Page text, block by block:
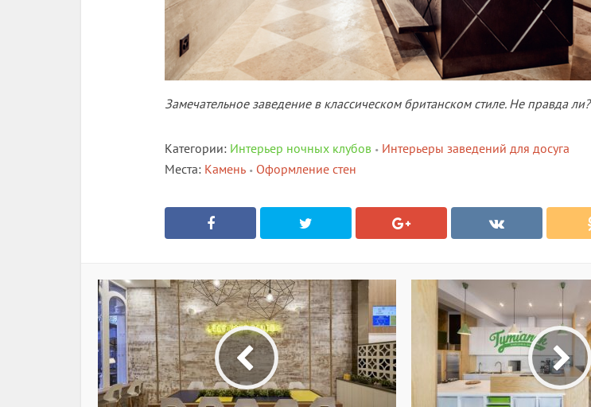
Замечательное заведение в классическом британском стиле. Не правда ли?
Категории: Интерьер ночных клубов • Интерьеры заведений для досуга
Места: Камень • Оформление стен